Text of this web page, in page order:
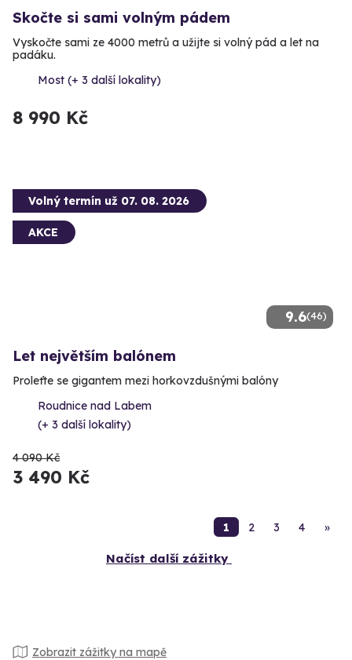
Skočte si sami volným pádem
Vyskočte sami ze 4000 metrů a užijte si volný pád a let na
padáku.
Most (+ 3 další lokality)
8 990 Kč
9.6(46)
Volný termín už 07. 08. 2026
AKCE
Let největším balónem
Proleťte se gigantem mezi horkovzdušnými balóny
Roudnice nad Labem
(+ 3 další lokality)
4 090 Kč
3 490 Kč
1 2 3 4 »
Načíst další zážitky
Zobrazit zážitky na mapě